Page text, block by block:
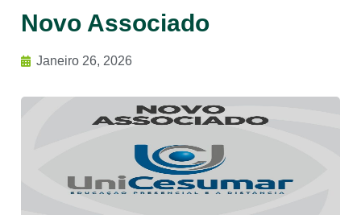
Novo Associado
Janeiro 26, 2026